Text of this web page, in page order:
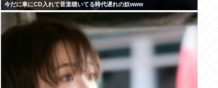
今だに車にCD入れて音楽聴いてる時代遅れの奴www